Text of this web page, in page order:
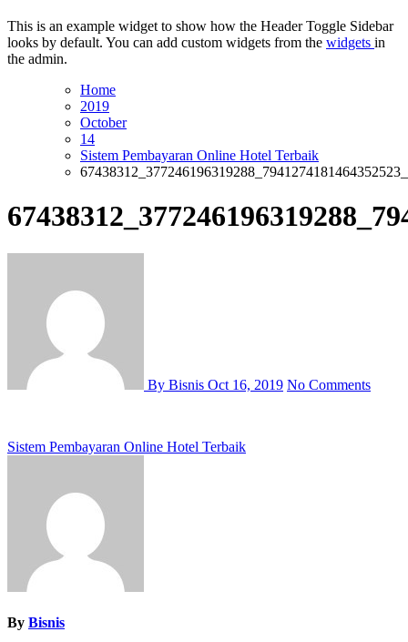
This is an example widget to show how the Header Toggle Sidebar
looks by default. You can add custom widgets from the widgets in
the admin.
Home
2019
October
14
Sistem Pembayaran Online Hotel Terbaik
By Bisnis Oct 16, 2019 No Comments
Post
Sistem Pembayaran Online Hotel Terbaik
By Bisnis